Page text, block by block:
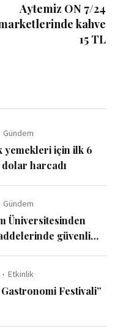
Aytemiz ON 7/24
kahve
15 TL
Gündem
yemekleri için ilk 6
harcadı
Gündem
Üniversitesinden
güvenli
Etkinlik
Gastronomi Festivali”